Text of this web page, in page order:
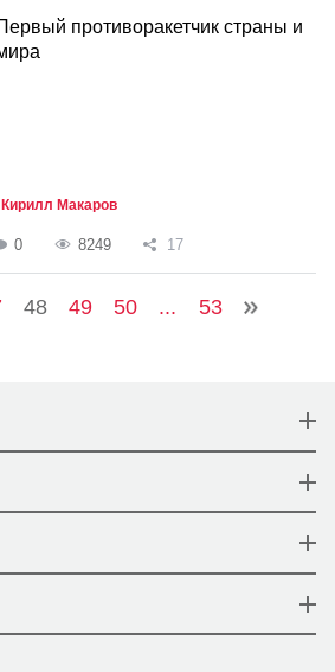
противоракетчик страны и
Кирилл Макаров
0 8249 17
48 49 50 ... 53